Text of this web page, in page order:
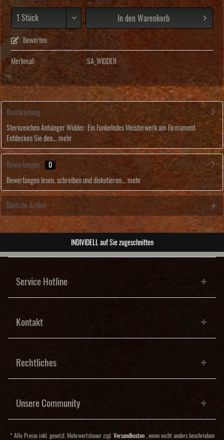
In den Warenkorb
Bewerten
Merkmal: SA_WIDDER
Beschreibung
Sternzeichen Anhänger Widder: Ein Funkelndes Meisterwerk am Firmament
Entdecken Sie den... mehr
Bewertungen 0
Bewertungen lesen, schreiben und diskutieren... mehr
Ähnliche Artikel
ABSOLUTE Unikate
Service Hotline
Kontakt
Rechtliches
Unsere Community
* Alle Preise inkl. gesetzl. Mehrwertsteuer zzgl. Versandkosten, wenn nicht anders beschrieben